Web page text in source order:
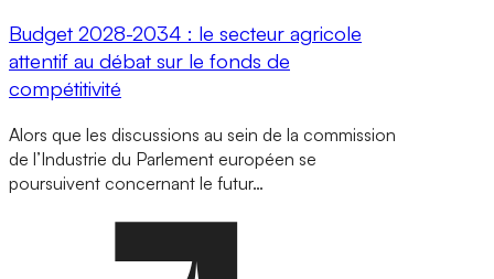
Budget 2028-2034 : le secteur agricole
attentif au débat sur le fonds de
compétitivité
Alors que les discussions au sein de la commission
de l’Industrie du Parlement européen se
poursuivent concernant le futur…